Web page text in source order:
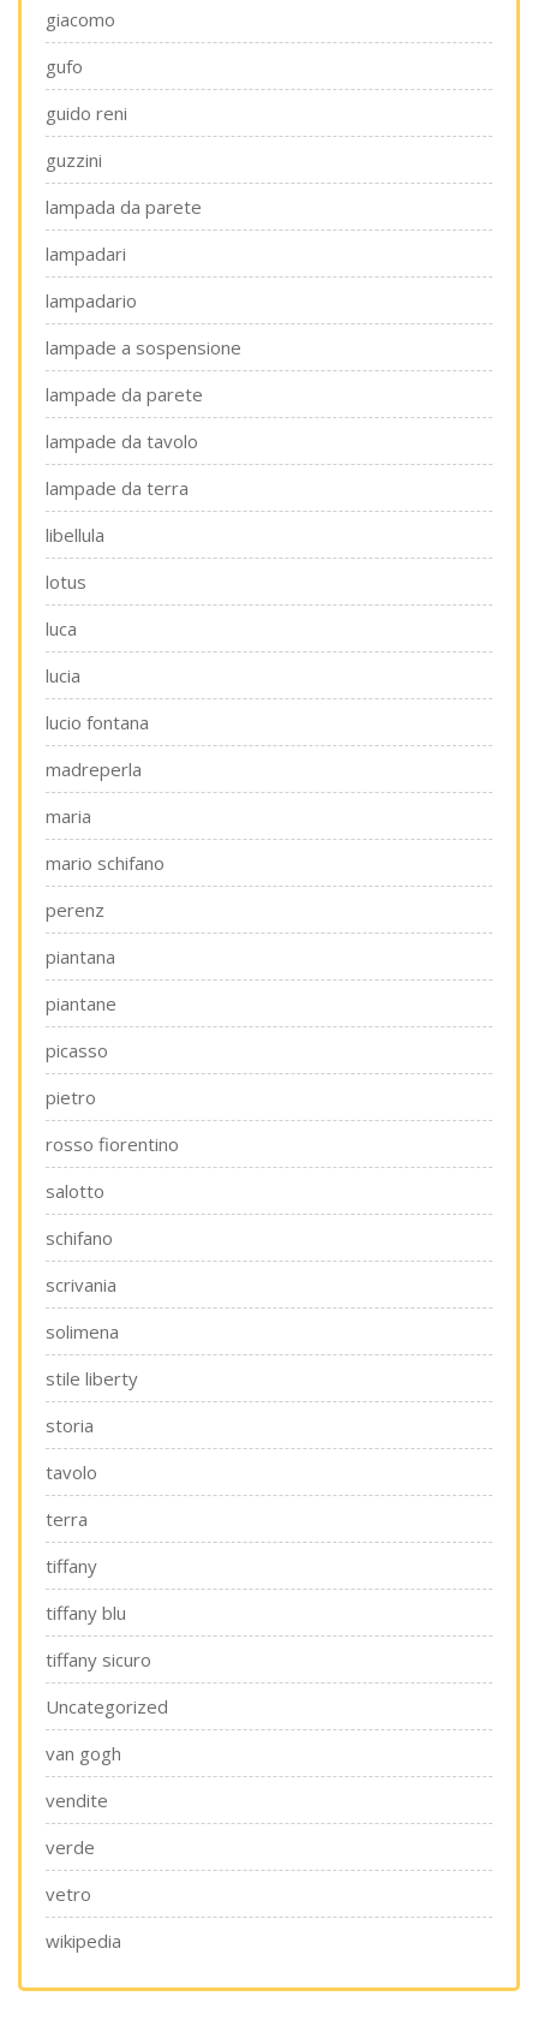
giacomo
gufo
guido reni
guzzini
lampada da parete
lampadari
lampadario
lampade a sospensione
lampade da parete
lampade da tavolo
lampade da terra
libellula
lotus
luca
lucia
lucio fontana
madreperla
maria
mario schifano
perenz
piantana
piantane
picasso
pietro
rosso fiorentino
salotto
schifano
scrivania
solimena
stile liberty
storia
tavolo
terra
tiffany
tiffany blu
tiffany sicuro
Uncategorized
van gogh
vendite
verde
vetro
wikipedia